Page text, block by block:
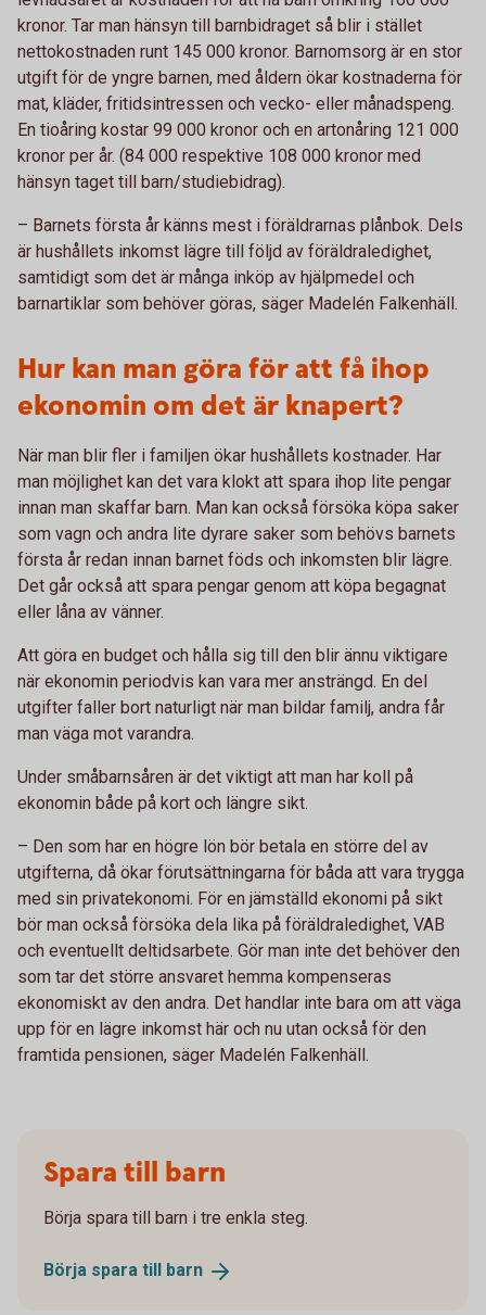
kronor. Tar man hänsyn till barnbidraget så blir i stället
nettokostnaden runt 145 000 kronor. Barnomsorg är en stor
utgift för de yngre barnen, med åldern ökar kostnaderna för
mat, kläder, fritidsintressen och vecko- eller månadspeng.
En tioåring kostar 99 000 kronor och en artonåring 121 000
kronor per år. (84 000 respektive 108 000 kronor med
hänsyn taget till barn/studiebidrag).
– Barnets första år känns mest i föräldrarnas plånbok. Dels
är hushållets inkomst lägre till följd av föräldraledighet,
samtidigt som det är många inköp av hjälpmedel och
barnartiklar som behöver göras, säger Madelén Falkenhäll.
Hur kan man göra för att få ihop
ekonomin om det är knapert?
När man blir fler i familjen ökar hushållets kostnader. Har
man möjlighet kan det vara klokt att spara ihop lite pengar
innan man skaffar barn. Man kan också försöka köpa saker
som vagn och andra lite dyrare saker som behövs barnets
första år redan innan barnet föds och inkomsten blir lägre.
Det går också att spara pengar genom att köpa begagnat
eller låna av vänner.
Att göra en budget och hålla sig till den blir ännu viktigare
när ekonomin periodvis kan vara mer ansträngd. En del
utgifter faller bort naturligt när man bildar familj, andra får
man väga mot varandra.
Under småbarnsåren är det viktigt att man har koll på
ekonomin både på kort och längre sikt.
– Den som har en högre lön bör betala en större del av
utgifterna, då ökar förutsättningarna för båda att vara trygga
med sin privatekonomi. För en jämställd ekonomi på sikt
bör man också försöka dela lika på föräldraledighet, VAB
och eventuellt deltidsarbete. Gör man inte det behöver den
som tar det större ansvaret hemma kompenseras
ekonomiskt av den andra. Det handlar inte bara om att väga
upp för en lägre inkomst här och nu utan också för den
framtida pensionen, säger Madelén Falkenhäll.
Spara till barn
Börja spara till barn i tre enkla steg.
Börja spara till barn